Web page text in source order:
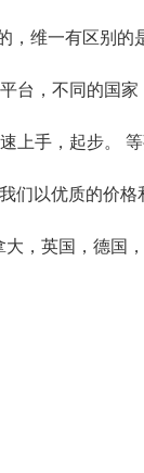
维一有区别的
，不同的国家
手，起步。
以优质的价格
，英国，德国